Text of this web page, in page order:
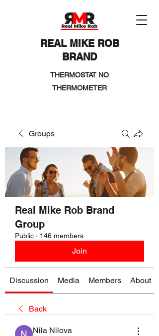
REAL MIKE ROB
BRAND
THERMOSTAT NO
THERMOMETER
Groups
Real Mike Rob Brand
Group
Public · 146 members
Join
Discussion Media Members About
Back
Nila Nilova